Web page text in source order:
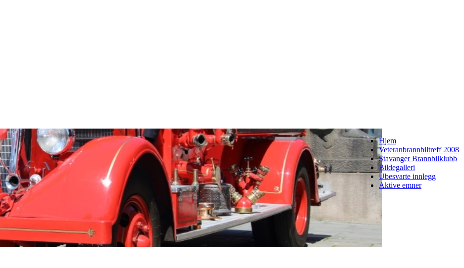
Hjem
Veteranbrannbiltreff 2008
Stavanger Brannbilklubb
Bildegalleri
Ubesvarte innlegg
Aktive emner